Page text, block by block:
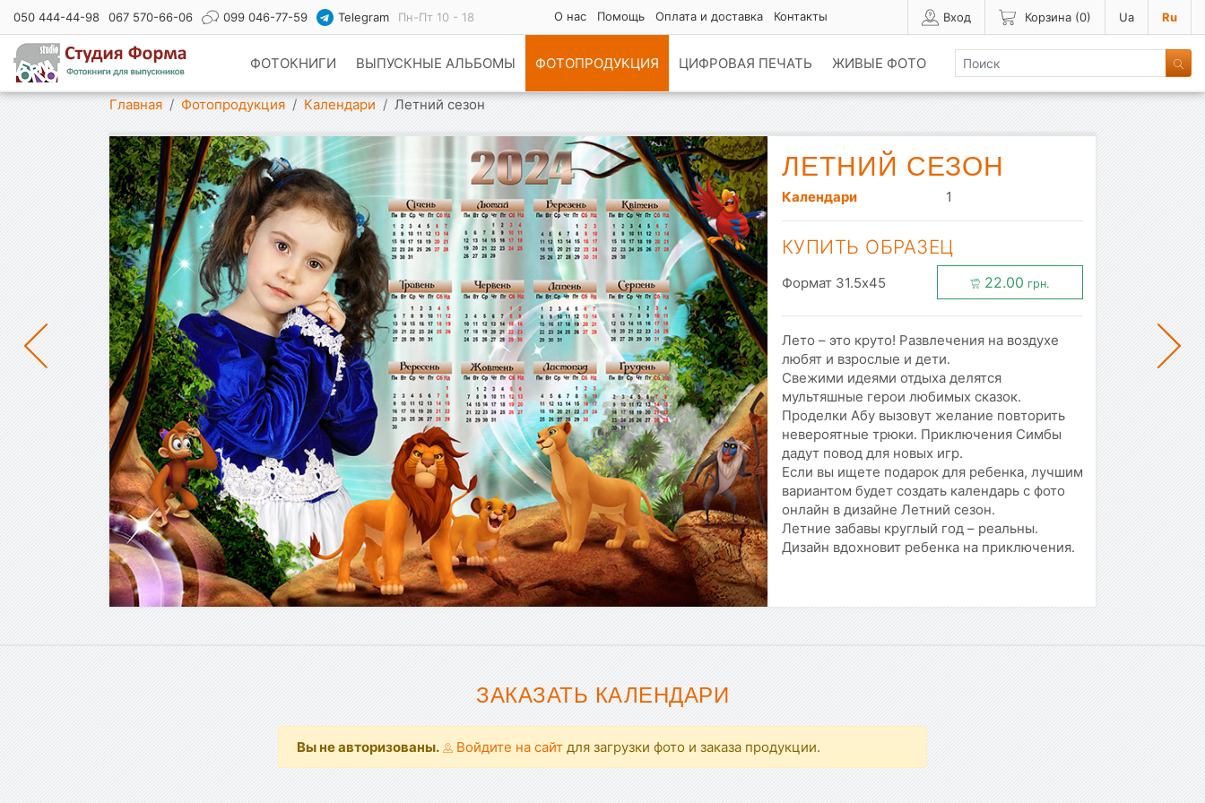
Вход Корзина (0) Ua Ru
050 444-44-98 067 570-66-06 099 046-77-59 Telegram Пн-Пт 10 - 18 О нас Помощь Оплата и доставка Контакты
Показать меню ФОТОКНИГИ ВЫПУСКНЫЕ АЛЬБОМЫ ФОТОПРОДУКЦИЯ ЦИФРОВАЯ ПЕЧАТЬ ЖИВЫЕ ФОТО
Главная Фотопродукция Календари Летний сезон
ЛЕТНИЙ СЕЗОН
Календари 1
КУПИТЬ ОБРАЗЕЦ
Формат 31.5x45 22.00 грн.
Лето – это круто! Развлечения на воздухе
любят и взрослые и дети.
Свежими идеями отдыха делятся
мультяшные герои любимых сказок.
Проделки Абу вызовут желание повторить
невероятные трюки. Приключения Симбы
дадут повод для новых игр.
Если вы ищете подарок для ребенка, лучшим
вариантом будет создать календарь с фото
онлайн в дизайне Летний сезон.
Летние забавы круглый год – реальны.
Дизайн вдохновит ребенка на приключения.
ЗАКАЗАТЬ КАЛЕНДАРИ
Вы не авторизованы. Войдите на сайт для загрузки фото и заказа продукции.